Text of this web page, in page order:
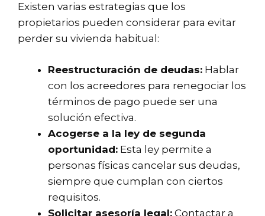
Existen varias estrategias que los
propietarios pueden considerar para evitar
perder su vivienda habitual:
Reestructuración de deudas: Hablar
con los acreedores para renegociar los
términos de pago puede ser una
solución efectiva.
Acogerse a la ley de segunda
oportunidad: Esta ley permite a
personas físicas cancelar sus deudas,
siempre que cumplan con ciertos
requisitos.
Solicitar asesoría legal: Contactar a